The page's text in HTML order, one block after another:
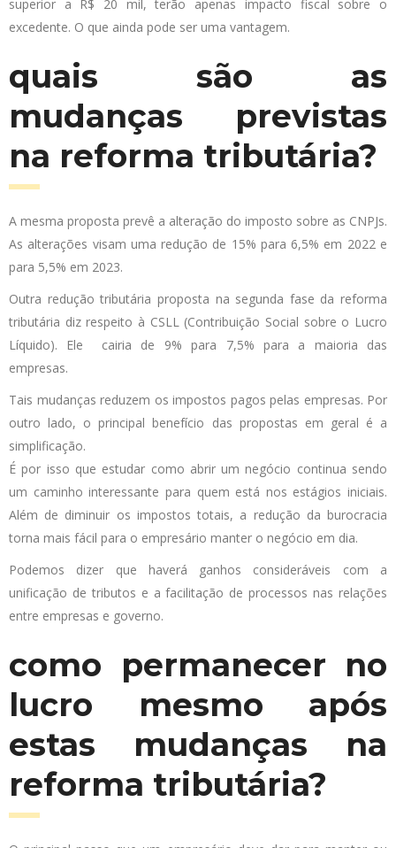
superior a R$ 20 mil, terão apenas impacto fiscal sobre o
excedente. O que ainda pode ser uma vantagem.
quais são as
mudanças previstas
na reforma tributária?
A mesma proposta prevê a alteração do imposto sobre as CNPJs.
As alterações visam uma redução de 15% para 6,5% em 2022 e
para 5,5% em 2023.
Outra redução tributária proposta na segunda fase da reforma
tributária diz respeito à CSLL (Contribuição Social sobre o Lucro
Líquido). Ele cairia de 9% para 7,5% para a maioria das
empresas.
Tais mudanças reduzem os impostos pagos pelas empresas. Por
outro lado, o principal benefício das propostas em geral é a
simplificação.
É por isso que estudar como abrir um negócio continua sendo
um caminho interessante para quem está nos estágios iniciais.
Além de diminuir os impostos totais, a redução da burocracia
torna mais fácil para o empresário manter o negócio em dia.
Podemos dizer que haverá ganhos consideráveis ​​com a
unificação de tributos e a facilitação de processos nas relações
entre empresas e governo.
como permanecer no
lucro mesmo após
estas mudanças na
reforma tributária?